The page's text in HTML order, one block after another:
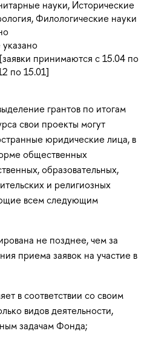
науки, Исторические
Филологические науки
принимаются с 15.04 по
по 15.01]
грантов по итогам
свои проекты могут
юридические лица, в
общественных
образовательных,
и религиозных
всем следующим
не позднее, чем за
приема заявок на участие в
в соответствии со своим
видов деятельности,
задачам Фонда;